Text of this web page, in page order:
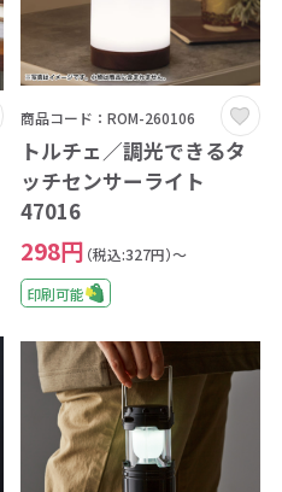
商品コード：ROM-260106
トルチェ／調光できるタ
ッチセンサーライト
47016
298円 （税込:327円）～
印刷可能